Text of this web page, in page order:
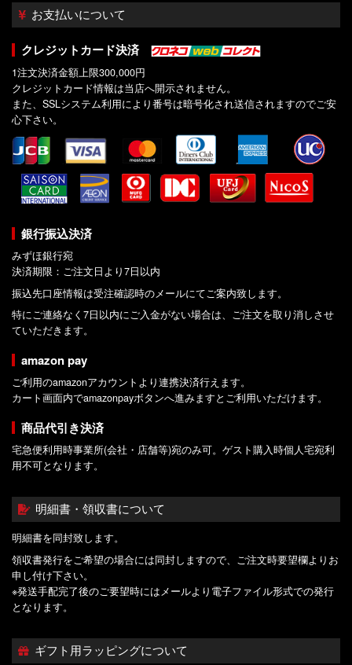
お支払いについて
クレジットカード決済
1注文決済金額上限300,000円
クレジットカード情報は当店へ開示されません。
また、SSLシステム利用により番号は暗号化され送信されますのでご安
心下さい。
銀行振込決済
みずほ銀行宛
決済期限：ご注文日より7日以内
振込先口座情報は受注確認時のメールにてご案内致します。
特にご連絡なく7日以内にご入金がない場合は、ご注文を取り消しさせ
ていただきます。
amazon pay
ご利用のamazonアカウントより連携決済行えます。
カート画面内でamazonpayボタンへ進みますとご利用いただけます。
商品代引き決済
宅急便利用時事業所(会社・店舗等)宛のみ可。ゲスト購入時個人宅宛利
用不可となります。
明細書・領収書について
明細書を同封致します。
領収書発行をご希望の場合には同封しますので、ご注文時要望欄よりお
申し付け下さい。
※発送手配完了後のご要望時にはメールより電子ファイル形式での発行
となります。
ギフト用ラッピングについて